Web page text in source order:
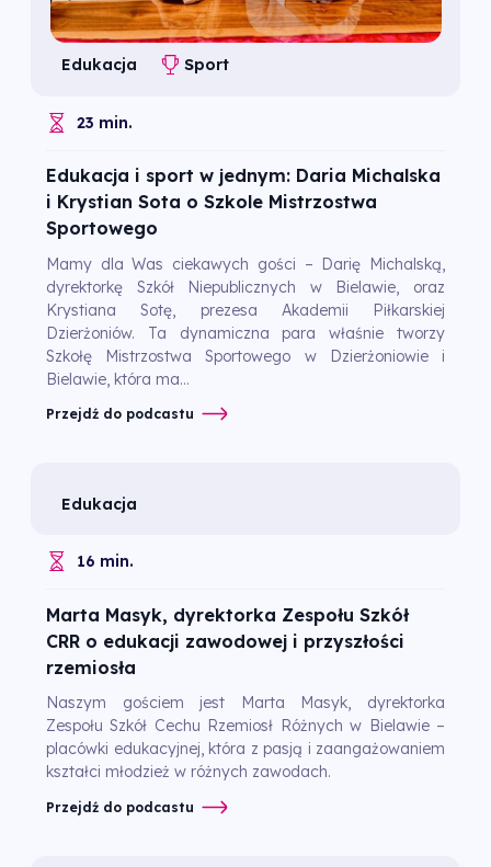
Edukacja Sport
23 min.
Edukacja i sport w jednym: Daria Michalska
i Krystian Sota o Szkole Mistrzostwa
Sportowego
Mamy dla Was ciekawych gości – Darię Michalską,
dyrektorkę Szkół Niepublicznych w Bielawie, oraz
Krystiana Sotę, prezesa Akademii Piłkarskiej
Dzierżoniów. Ta dynamiczna para właśnie tworzy
Szkołę Mistrzostwa Sportowego w Dzierżoniowie i
Bielawie, która ma...
Przejdź do podcastu
Edukacja
16 min.
Marta Masyk, dyrektorka Zespołu Szkół
CRR o edukacji zawodowej i przyszłości
rzemiosła
Naszym gościem jest Marta Masyk, dyrektorka
Zespołu Szkół Cechu Rzemiosł Różnych w Bielawie –
placówki edukacyjnej, która z pasją i zaangażowaniem
kształci młodzież w różnych zawodach.
Przejdź do podcastu